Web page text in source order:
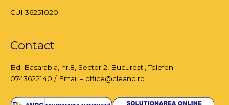
CUI 36251020
Contact
Bd. Basarabia, nr.8, Sector 2, București, Telefon-
0743622140 / Email – office@cleano.ro